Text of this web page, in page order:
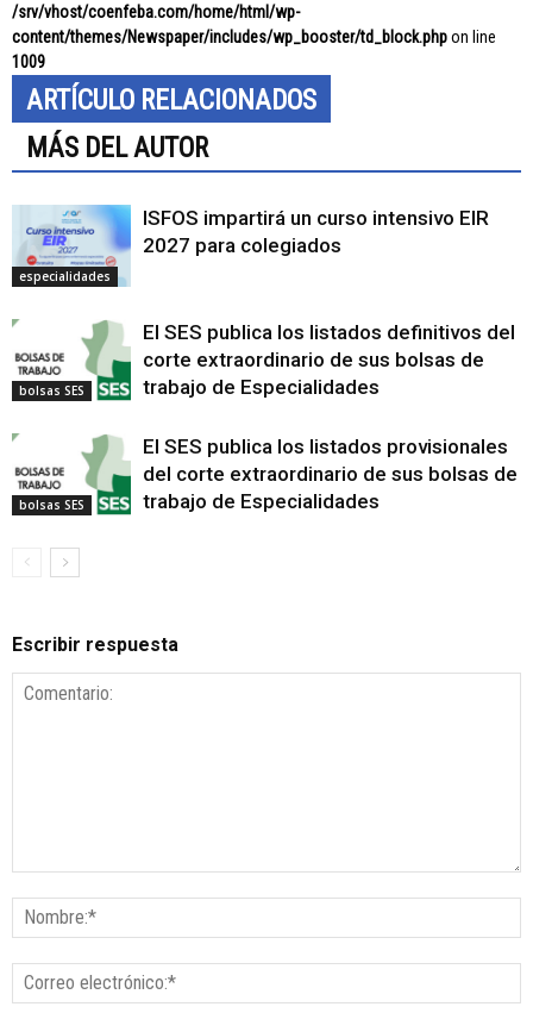
/srv/vhost/coenfeba.com/home/html/wp-
content/themes/Newspaper/includes/wp_booster/td_block.phpon line
1009
ARTÍCULO RELACIONADOS
MÁS DEL AUTOR
especialidades
ISFOS impartirá un curso intensivo EIR
2027 para colegiados
bolsas SES
El SES publica los listados definitivos del
corte extraordinario de sus bolsas de
trabajo de Especialidades
bolsas SES
El SES publica los listados provisionales
del corte extraordinario de sus bolsas de
trabajo de Especialidades
Escribir respuesta